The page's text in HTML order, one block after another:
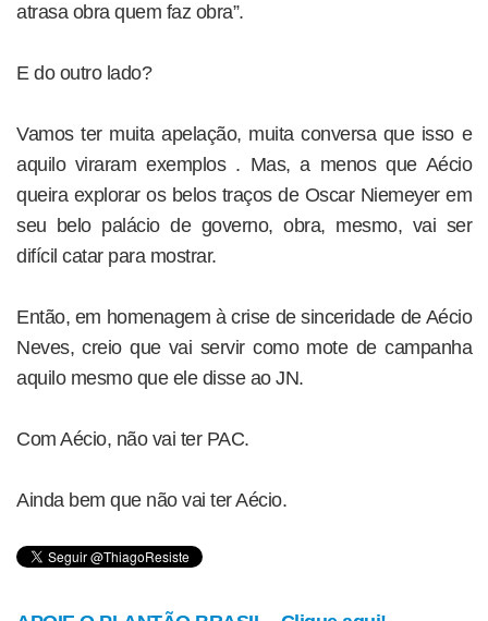
atrasa obra quem faz obra”.
E do outro lado?
Vamos ter muita apelação, muita conversa que isso e
aquilo viraram exemplos . Mas, a menos que Aécio
queira explorar os belos traços de Oscar Niemeyer em
seu belo palácio de governo, obra, mesmo, vai ser
difícil catar para mostrar.
Então, em homenagem à crise de sinceridade de Aécio
Neves, creio que vai servir como mote de campanha
aquilo mesmo que ele disse ao JN.
Com Aécio, não vai ter PAC.
Ainda bem que não vai ter Aécio.